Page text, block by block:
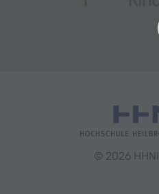
© 2026 HHN